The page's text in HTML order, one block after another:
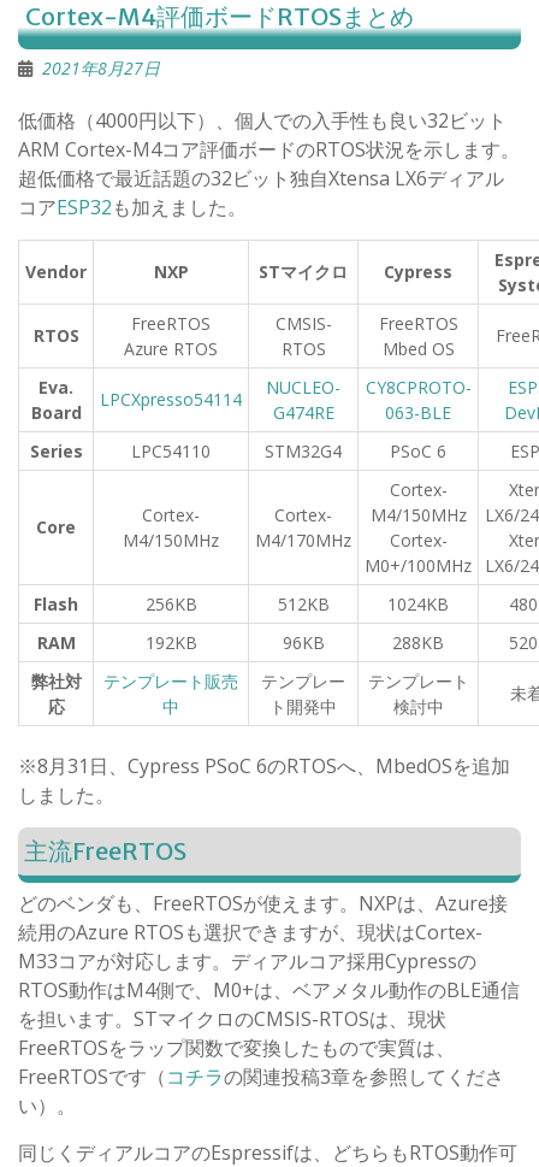
Cortex-M4評価ボードRTOSまとめ
2021年8月27日
低価格（4000円以下）、個人での入手性も良い32ビット
ARM Cortex-M4コア評価ボードのRTOS状況を示します。
超低価格で最近話題の32ビット独自Xtensa LX6ディアル
コアESP32も加えました。
Vendor NXP STマイクロ Cypress
RTOS
FreeRTOS
Azure RTOS
CMSIS-
RTOS
FreeRTOS
Mbed OS
Eva.
Board
LPCXpresso54114
NUCLEO-
G474RE
CY8CPROTO-
063-BLE
Series
LPC54110 STM32G4 PSoC 6
Core
Cortex-
M4/150MHz
Cortex-
M4/170MHz
Cortex-
M4/150MHz
Cortex-
M0+/100MHz
LX6/
LX6/
Flash
256KB 512KB 1024KB
RAM
192KB 96KB 288KB
弊社対
応
テンプレート販売
中
テンプレー
ト開発中
テンプレート
検討中
未
※8月31日、Cypress PSoC 6のRTOSへ、MbedOSを追加
しました。
主流FreeRTOS
どのベンダも、FreeRTOSが使えます。NXPは、Azure接
続用のAzure RTOSも選択できますが、現状はCortex-
M33コアが対応します。ディアルコア採用Cypressの
RTOS動作はM4側で、M0+は、ベアメタル動作のBLE通信
を担います。STマイクロのCMSIS-RTOSは、現状
FreeRTOSをラップ関数で変換したもので実質は、
FreeRTOSです（コチラの関連投稿3章を参照してくださ
い）。
同じくディアルコアのEspressifは、どちらもRTOS動作可